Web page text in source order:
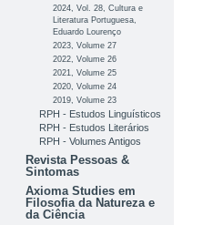
2024, Vol. 28, Cultura e
Literatura Portuguesa,
Eduardo Lourenço
2023, Volume 27
2022, Volume 26
2021, Volume 25
2020, Volume 24
2019, Volume 23
RPH - Estudos Linguísticos
RPH - Estudos Literários
RPH - Volumes Antigos
Revista Pessoas &
Sintomas
Axioma Studies em
Filosofia da Natureza e
da Ciência